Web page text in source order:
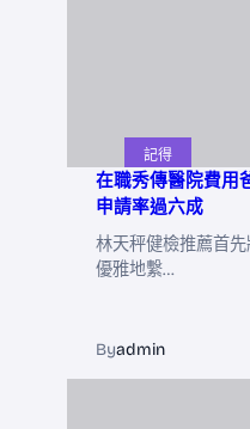
記得
在職秀傳醫院費用
申請率過六成
林天秤健檢推薦首
優雅地繫…
Byadmin